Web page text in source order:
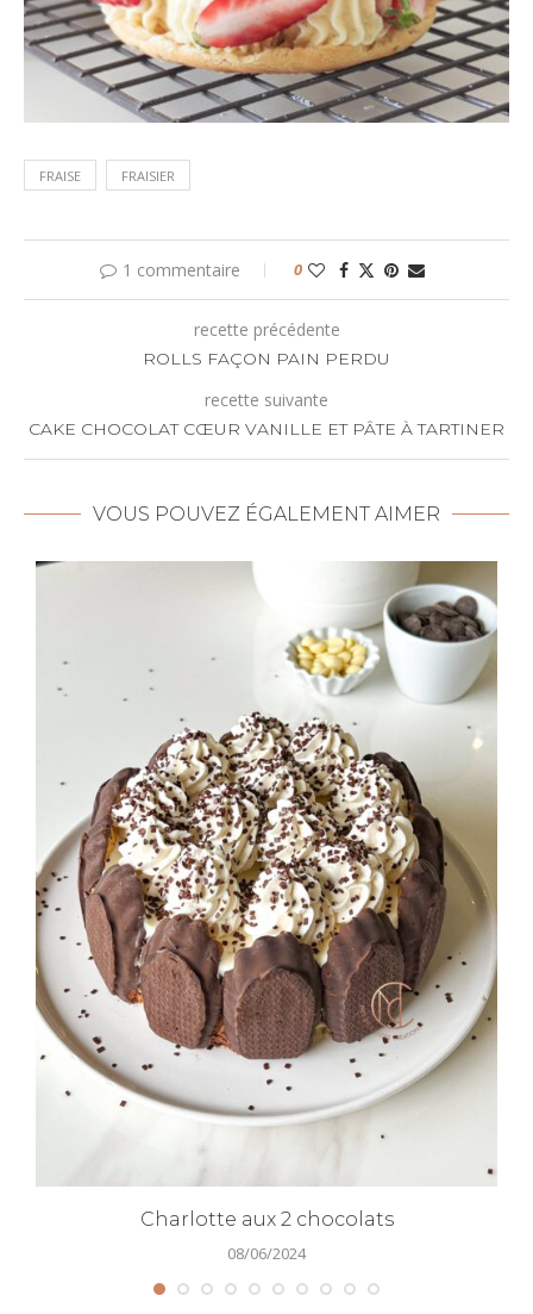
FRAISE FRAISIER
1 commentaire 0
recette précédente
ROLLS FAÇON PAIN PERDU
recette suivante
CAKE CHOCOLAT CŒUR VANILLE ET PÂTE À TARTINER
VOUS POUVEZ ÉGALEMENT AIMER
Charlotte aux 2 chocolats
08/06/2024